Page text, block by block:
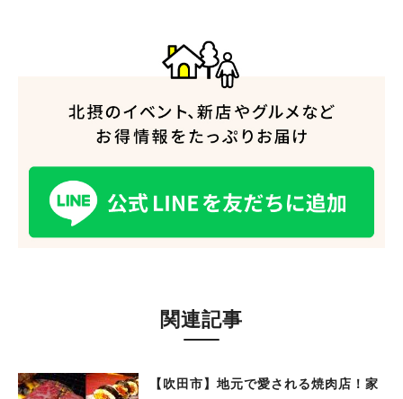
関連記事
【吹田市】地元で愛される焼肉店！家